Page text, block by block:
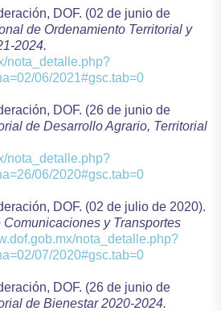
DOF. (02 de junio de
de Ordenamiento Territorial y
2024.
nota_detalle.php?
06/2021#gsc.tab=0
DOF. (26 de junio de
de Desarrollo Agrario, Territorial
nota_detalle.php?
06/2020#gsc.tab=0
DOF. (02 de julio de 2020).
y Transportes
nota_detalle.php?
07/2020#gsc.tab=0
DOF. (26 de junio de
de Bienestar 2020-2024.